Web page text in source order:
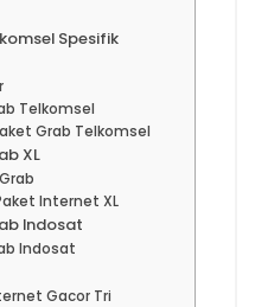
Spesifik
Telkomsel
Grab Telkomsel
XL
Internet XL
Indosat
Indosat
Gacor Tri